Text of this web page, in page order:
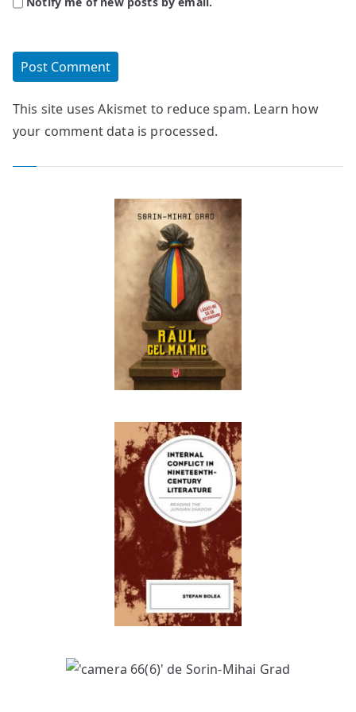
This site uses Akismet to reduce spam. Learn how
your comment data is processed.